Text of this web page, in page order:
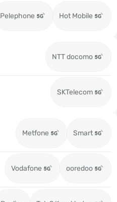
Pelephone Hot Mobile
NTT docomo
SKTelecom
Metfone Smart
Vodafone ooredoo